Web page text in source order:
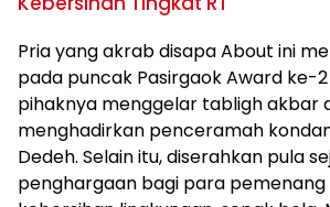
Pria yang akrab disapa About ini
pada puncak Pasirgaok Award ke-
pihaknya menggelar tabligh akbar
menghadirkan penceramah
Dedeh. Selain itu, diserahkan pula
penghargaan bagi para